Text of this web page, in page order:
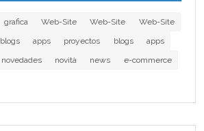
grafica Web-Site Web-Site
Web-Site
blogs apps proyectos blogs
apps
novedades novità news
e-commerce